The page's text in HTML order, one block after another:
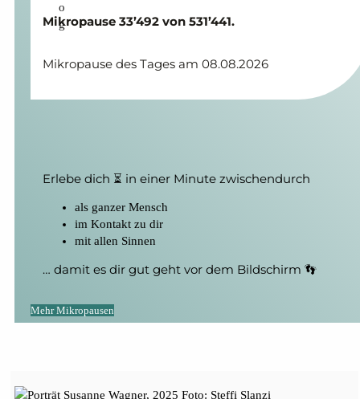
o
g
Mikropause 33’492 von 531’441.
Mikropause des Tages am 08.08.2026
Erlebe dich ⏳ in einer Minute zwischendurch
als ganzer Mensch
im Kontakt zu dir
mit allen Sinnen
… damit es dir gut geht vor dem Bildschirm 👣
Mehr Mikropausen